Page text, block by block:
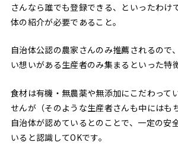
さんなら誰でも登録できる、といったわけ
体の紹介が必要であること。
自治体公認の農家さんのみ推薦されるので
い想いがある生産者のみ集まるといった特
食材は有機・無農薬や無添加にこだわって
せんが（そのような生産者さんも中にはも
自治体が認めているとのことで、一定の安
いると認識してOKです。